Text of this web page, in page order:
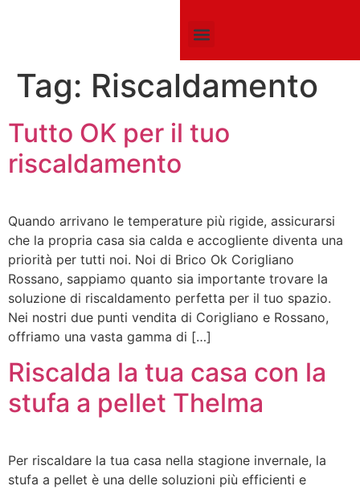
Tag: Riscaldamento
Tutto OK per il tuo
riscaldamento
Quando arrivano le temperature più rigide, assicurarsi
che la propria casa sia calda e accogliente diventa una
priorità per tutti noi. Noi di Brico Ok Corigliano
Rossano, sappiamo quanto sia importante trovare la
soluzione di riscaldamento perfetta per il tuo spazio.
Nei nostri due punti vendita di Corigliano e Rossano,
offriamo una vasta gamma di […]
Riscalda la tua casa con la
stufa a pellet Thelma
Per riscaldare la tua casa nella stagione invernale, la
stufa a pellet è una delle soluzioni più efficienti e